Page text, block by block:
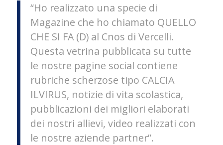
“Ho realizzato una specie di
Magazine che ho chiamato QUELLO
CHE SI FA (D) al Cnos di Vercelli.
Questa vetrina pubblicata su tutte
le nostre pagine social contiene
rubriche scherzose tipo CALCIA
ILVIRUS, notizie di vita scolastica,
pubblicazioni dei migliori elaborati
dei nostri allievi, video realizzati con
le nostre aziende partner”.